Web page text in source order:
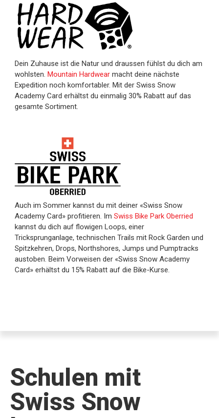
Dein Zuhause ist die Natur und draussen fühlst du dich am
wohlsten. Mountain Hardwear macht deine nächste
Expedition noch komfortabler. Mit der Swiss Snow
Academy Card erhältst du einmalig 30% Rabatt auf das
gesamte Sortiment.
Auch im Sommer kannst du mit deiner «Swiss Snow
Academy Card» profitieren. Im Swiss Bike Park Oberried
kannst du dich auf flowigen Loops, einer
Tricksprunganlage, technischen Trails mit Rock Garden und
Spitzkehren, Drops, Northshores, Jumps und Pumptracks
austoben. Beim Vorweisen der «Swiss Snow Academy
Card» erhältst du 15% Rabatt auf die Bike-Kurse.
Schulen mit
Swiss Snow